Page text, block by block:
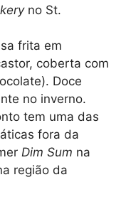
no St.
frita em
coberta com
Doce
no inverno.
tem uma das
fora da
Dim Sum na
região da